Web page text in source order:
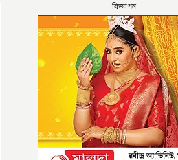
বিজ্ঞাপন